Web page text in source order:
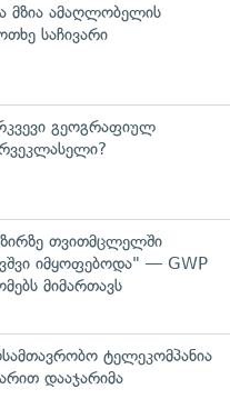
მზია ამაღლობელის
საჩივარი
გეოგრაფიულ
თვითმცლელში
იმყოფებოდა" — GWP
მიმართავს
ტელეკომპანია
დააჯარიმა